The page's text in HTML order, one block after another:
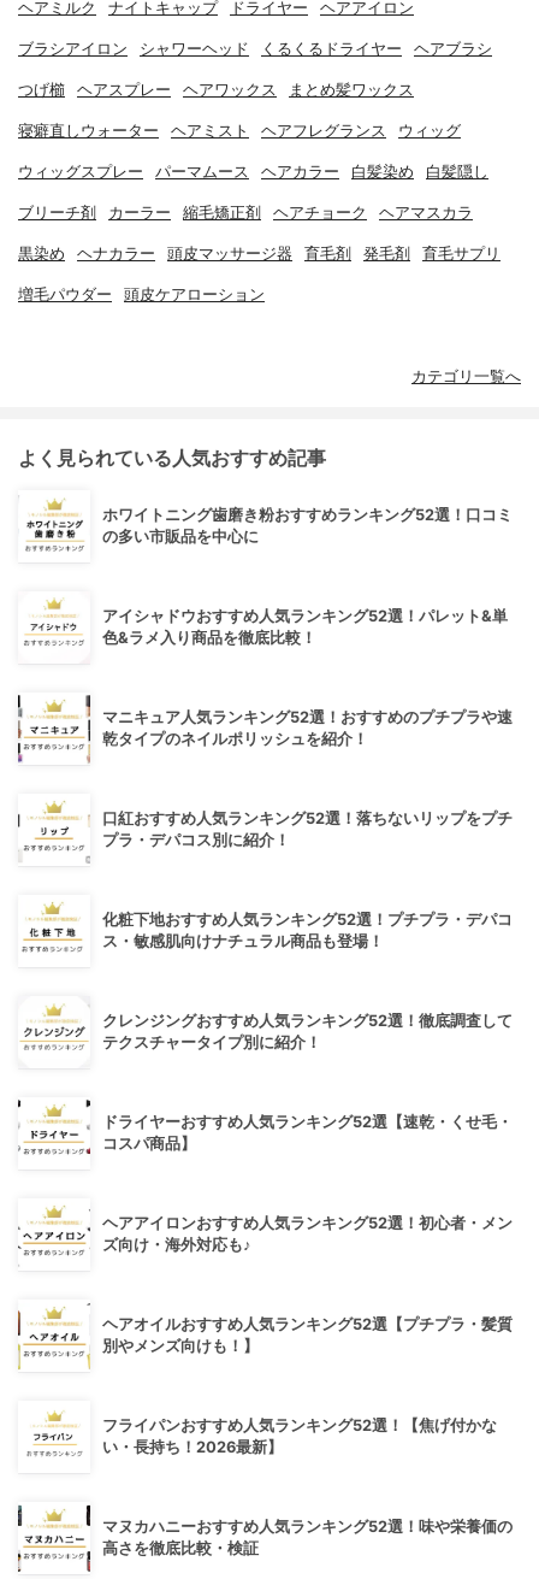
ヘアミルク ナイトキャップ ドライヤー ヘアアイロン
ブラシアイロン シャワーヘッド くるくるドライヤー ヘアブラシ
つげ櫛 ヘアスプレー ヘアワックス まとめ髪ワックス
寝癖直しウォーター ヘアミスト ヘアフレグランス ウィッグ
ウィッグスプレー パーマムース ヘアカラー 白髪染め 白髪隠し
ブリーチ剤 カーラー 縮毛矯正剤 ヘアチョーク ヘアマスカラ
黒染め ヘナカラー 頭皮マッサージ器 育毛剤 発毛剤 育毛サプリ
増毛パウダー 頭皮ケアローション
カテゴリ一覧へ
よく見られている人気おすすめ記事
ホワイトニング歯磨き粉おすすめランキング52選！口コミ
の多い市販品を中心に
アイシャドウおすすめ人気ランキング52選！パレット&単
色&ラメ入り商品を徹底比較！
マニキュア人気ランキング52選！おすすめのプチプラや速
乾タイプのネイルポリッシュを紹介！
口紅おすすめ人気ランキング52選！落ちないリップをプチ
プラ・デパコス別に紹介！
化粧下地おすすめ人気ランキング52選！プチプラ・デパコ
ス・敏感肌向けナチュラル商品も登場！
クレンジングおすすめ人気ランキング52選！徹底調査して
テクスチャータイプ別に紹介！
ドライヤーおすすめ人気ランキング52選【速乾・くせ毛・
コスパ商品】
ヘアアイロンおすすめ人気ランキング52選！初心者・メン
ズ向け・海外対応も♪
ヘアオイルおすすめ人気ランキング52選【プチプラ・髪質
別やメンズ向けも！】
フライパンおすすめ人気ランキング52選！【焦げ付かな
い・長持ち！2026最新】
マヌカハニーおすすめ人気ランキング52選！味や栄養価の
高さを徹底比較・検証